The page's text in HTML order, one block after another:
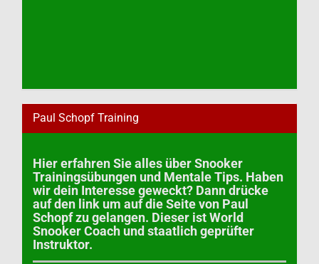
Paul Schopf Training
Hier erfahren Sie alles über Snooker
Trainingsübungen und Mentale Tips. Haben
wir dein Interesse geweckt? Dann drücke
auf den link um auf die Seite von Paul
Schopf zu gelangen. Dieser ist World
Snooker Coach und staatlich geprüfter
Instruktor.